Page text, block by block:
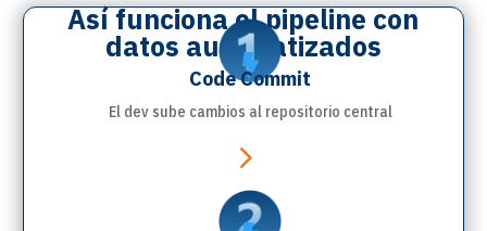
Así funciona el pipeline con
datos automatizados

Code Commit
El dev sube cambios al repositorio central
5